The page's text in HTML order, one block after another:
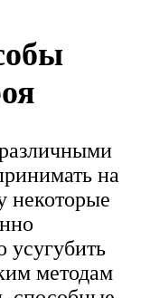
на
некоторые
усугубить
методам